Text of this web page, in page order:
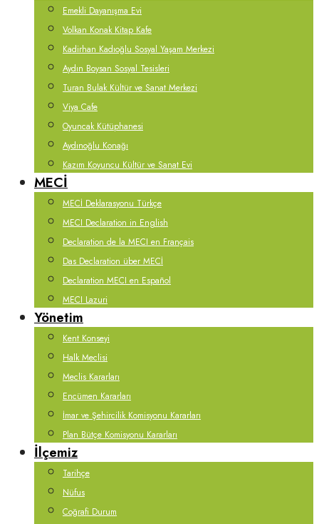
Emekli Dayanışma Evi
Volkan Konak Kitap Kafe
Kadirhan Kadıoğlu Sosyal Yaşam Merkezi
Aydın Boysan Sosyal Tesisleri
Turan Bulak Kültür ve Sanat Merkezi
Viya Cafe
Oyuncak Kütüphanesi
Aydınoğlu Konağı
Kazım Koyuncu Kültür ve Sanat Evi
MECİ
MECİ Deklarasyonu Türkçe
MECI Declaration in English
Declaration de la MECI en Français
Das Declaration über MECİ
Declaration MECI en Español
MECI Lazuri
Yönetim
Kent Konseyi
Halk Meclisi
Meclis Kararları
Encümen Kararları
İmar ve Şehircilik Komisyonu Kararları
Plan Bütçe Komisyonu Kararları
İlçemiz
Tarihçe
Nüfus
Coğrafi Durum